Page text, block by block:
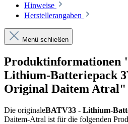
Hinweise
Herstellerangaben
Menü schließen
Produktinformationen
Lithium-Batteriepack
Original Daitem Atral"
Die originaleBATV33 - Lithium-
Daitem-Atral ist für die folgenden